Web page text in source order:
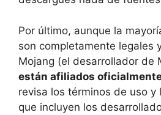
Por último, aunque la
son completamente legales
Mojang (el desarrollador de
están afiliados
revisa los términos de uso y
que incluyen los